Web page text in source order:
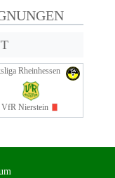
Rheinhessen
VfR Nierstein